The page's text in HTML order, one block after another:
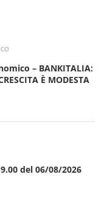
– BANKITALIA:
È MODESTA
del 06/08/2026